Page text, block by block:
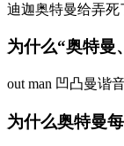
迪迦奥特曼给弄死
为什么“奥特曼
out man 凹凸曼谐
为什么奥特曼